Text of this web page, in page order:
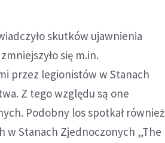
skutków ujawnienia
się m.in.
przez legionistów w Stanach
Z tego względu są one
Podobny los spotkał również
w Stanach Zjednoczonych „The